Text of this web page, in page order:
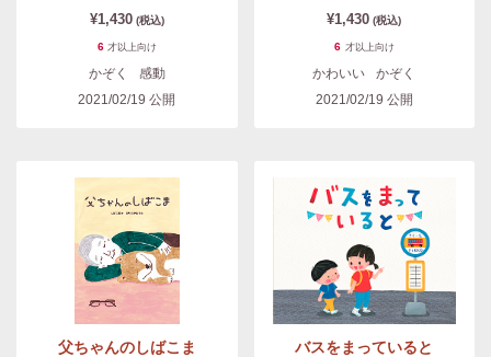
¥1,430 (税込)
6 才以上向け
かぞく
感動
2021/02/19 公開
¥1,430 (税込)
6 才以上向け
かわいい
かぞく
2021/02/19 公開
父ちゃんのしばこま バスをまっていると